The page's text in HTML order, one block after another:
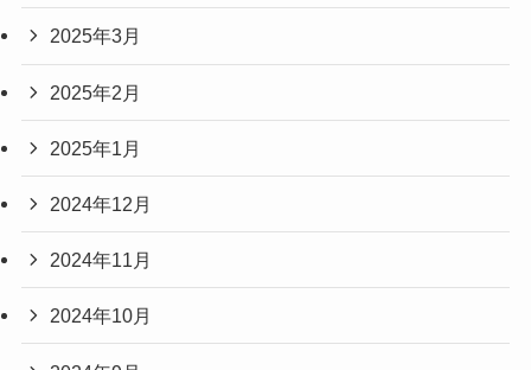
2025年3月
2025年2月
2025年1月
2024年12月
2024年11月
2024年10月